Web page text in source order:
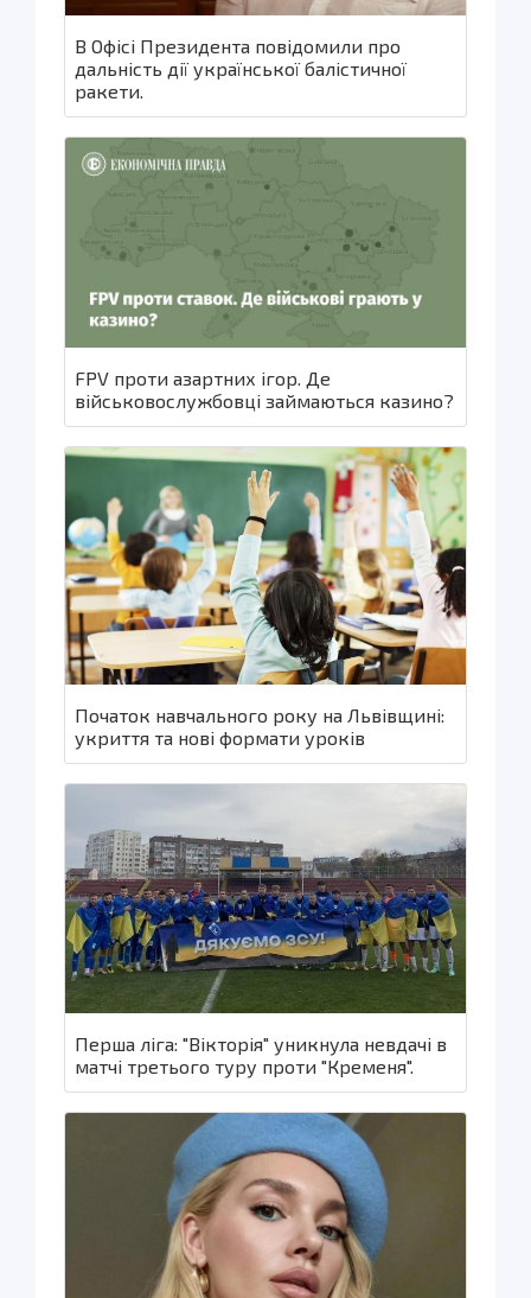
В Офісі Президента повідомили про
дальність дії української балістичної
ракети.
FPV проти азартних ігор. Де
військовослужбовці займаються казино?
Початок навчального року на Львівщині:
укриття та нові формати уроків
Перша ліга: "Вікторія" уникнула невдачі в
матчі третього туру проти "Кременя".